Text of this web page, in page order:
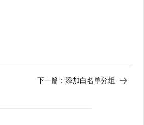
下一篇： 添加白名单分组